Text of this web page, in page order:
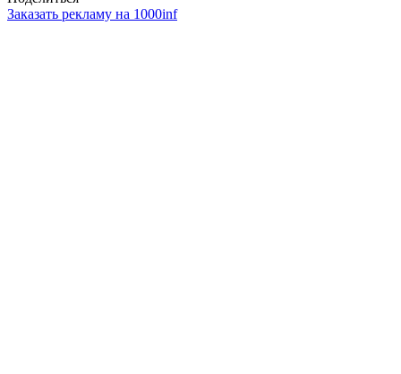
Заказать рекламу на 1000inf